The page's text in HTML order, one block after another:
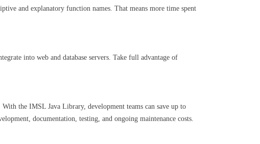
and explanatory function names. That means more time spent
into web and database servers. Take full advantage of
the IMSL Java Library, development teams can save up to
documentation, testing, and ongoing maintenance costs.